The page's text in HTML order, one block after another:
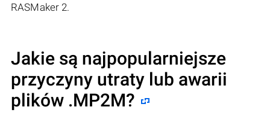
RASMaker 2.
Jakie są najpopularniejsze
przyczyny utraty lub awarii
plików .MP2M?